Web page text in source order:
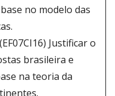
no modelo das
(EF07CI16) Justificar o
brasileira e
na teoria da